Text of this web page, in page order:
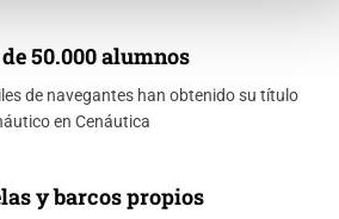
50.000 alumnos
de navegantes han obtenido su título
en Cenáutica
y barcos propios